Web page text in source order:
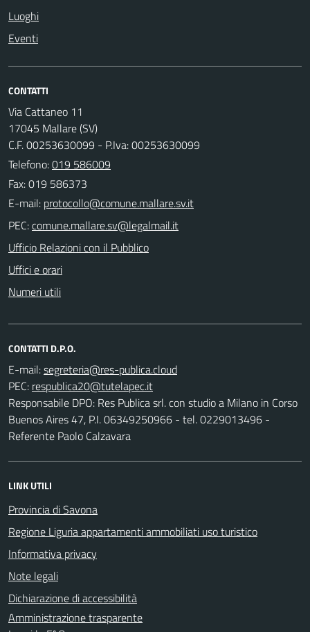
Luoghi
Eventi
CONTATTI
Via Cattaneo 11
17045 Mallare (SV)
C.F. 00253630099 - P.Iva: 00253630099
Telefono:019 586009
Fax: 019 586373
E-mail:
PEC:
Ufficio Relazioni con il Pubblico
Uffici e orari
Numeri utili
CONTATTI D.P.O.
E-mail:
PEC:
Responsabile DPO: Res Publica srl. con studio a Milano in Corso
Buenos Aires 47, P.I. 06349250966 - tel. 0229013496 -
Referente Paolo Calzavara
LINK UTILI
Provincia di Savona
Regione Liguria appartamenti ammobiliati uso turistico
Informativa privacy
Note legali
Dichiarazione di accessibilità
Amministrazione trasparente